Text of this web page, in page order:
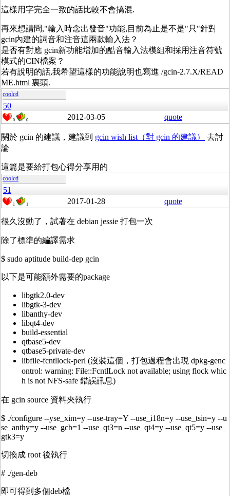
這樣用字完全一致的話比較不會搞混.
再來想請問,"輸入時念出發音"功能,目前為止是不是"只"針對
gcin內建的詞音和注音這兩款輸入法？
是否有對應 gcin新功能增加的酷音輸入法模組和採用注音符號
模式的CIN檔案？
若有說明的話,我希望這樣的功能說明也寫進 /gcin-2.7.X/READ
ME.html 裏頭.
coolcd
50
0 0 2012-03-05 quote
關於 gcin 的建議，建議到 gcin wish list（對 gcin 的建議）
去討
論
這篇是要給打包心得分享用的
coolcd
51
1 1 2017-01-28 quote
很久沒動了，試著在 debian jessie 打包一次
除了標準的編譯需求
$ sudo aptitude build-dep gcin
以下是可能額外需要的package
libgtk2.0-dev
libgtk-3-dev
libanthy-dev
libqt4-dev
build-essential
qtbase5-dev
qtbase5-private-dev
libfile-fcntllock-perl (沒裝這個，打包過程會出現 dpkg-genc
ontrol: warning: File::FcntlLock not available; using flock whic
h is not NFS-safe 錯誤訊息)
在 gcin source 資料夾執行
$ ./configure --yse_xim=y --use-tray=Y --use_i18n=y --use_tsin=y --u
se_anthy=y --use_gcb=1 --use_qt3=n --use_qt4=y --use_qt5=y --use_
gtk3=y
切換成 root 後執行
# ./gen-deb
即可得到多個deb檔